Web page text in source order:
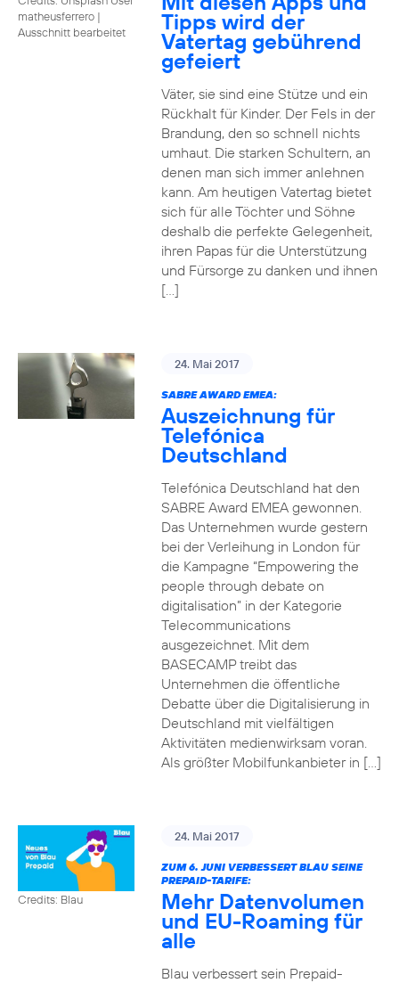
matheusferrero |
Ausschnitt bearbeitet
Tipps wird der
Vatertag gebührend
gefeiert
Väter, sie sind eine Stütze und ein
Rückhalt für Kinder. Der Fels in der
Brandung, den so schnell nichts
umhaut. Die starken Schultern, an
denen man sich immer anlehnen
kann. Am heutigen Vatertag bietet
sich für alle Töchter und Söhne
deshalb die perfekte Gelegenheit,
ihren Papas für die Unterstützung
und Fürsorge zu danken und ihnen
[…]
24. Mai 2017
SABRE AWARD EMEA:
Auszeichnung für
Telefónica
Deutschland
Telefónica Deutschland hat den
SABRE Award EMEA gewonnen.
Das Unternehmen wurde gestern
bei der Verleihung in London für
die Kampagne “Empowering the
people through debate on
digitalisation” in der Kategorie
Telecommunications
ausgezeichnet. Mit dem
BASECAMP treibt das
Unternehmen die öffentliche
Debatte über die Digitalisierung in
Deutschland mit vielfältigen
Aktivitäten medienwirksam voran.
Als größter Mobilfunkanbieter in […]
Credits: Blau
24. Mai 2017
ZUM 6. JUNI VERBESSERT BLAU SEINE
PREPAID-TARIFE:
Mehr Datenvolumen
und EU-Roaming für
alle
Blau verbessert sein Prepaid-